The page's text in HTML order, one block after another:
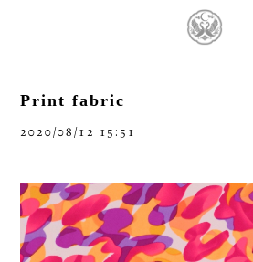
Print fabric
2020/08/12 15:51